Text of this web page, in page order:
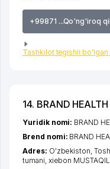
+99871 ...Qo'ng'iroq
Tashkilot tegishli bo'lgan
14. BRAND
Yuridik nomi: BRAND
Brend nomi: BRAND
Adres: O'zbekiston,
tumani xiеbon